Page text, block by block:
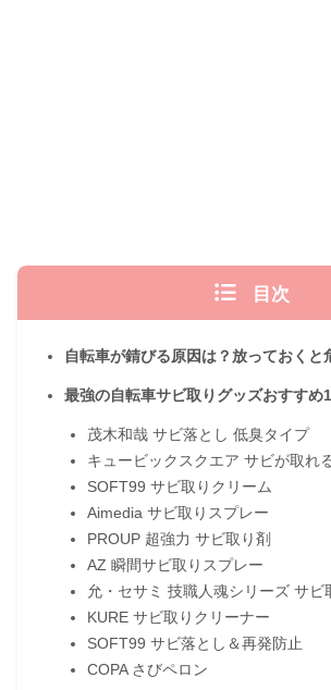
目次
自転車が錆びる原因は？放っておくと
最強の自転車サビ取りグッズおすすめ
茂木和哉 サビ落とし 低臭タイプ
キュービックスクエア サビが取れ
SOFT99 サビ取りクリーム
Aimedia サビ取りスプレー
PROUP 超強力 サビ取り剤
AZ 瞬間サビ取りスプレー
允・セサミ 技職人魂シリーズ サビ
KURE サビ取りクリーナー
SOFT99 サビ落とし＆再発防止
COPA さびペロン